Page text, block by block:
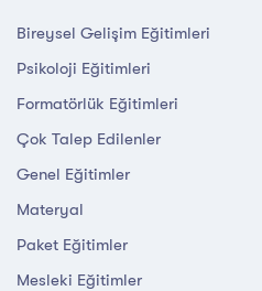
Bireysel Gelişim Eğitimleri
Psikoloji Eğitimleri
Formatörlük Eğitimleri
Çok Talep Edilenler
Genel Eğitimler
Materyal
Paket Eğitimler
Mesleki Eğitimler